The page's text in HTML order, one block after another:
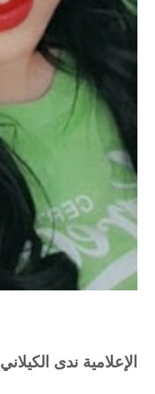
الإعلامية ندى الكيلاني